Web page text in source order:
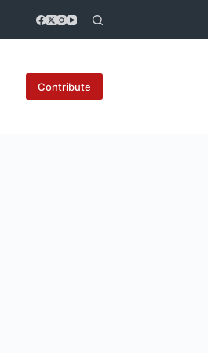
Contribute